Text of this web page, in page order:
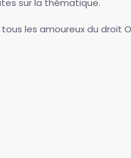
sur la thématique.
les amoureux du droit